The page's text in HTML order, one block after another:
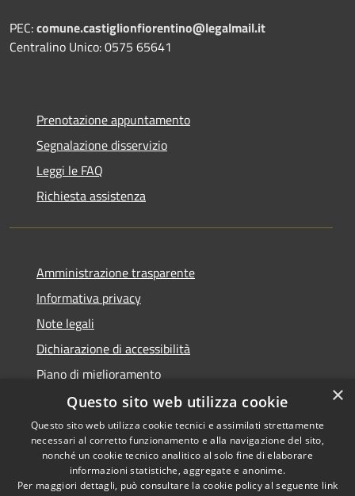
PEC:comune.castiglionfiorentino@legalmail.it
Centralino Unico: 0575 65641
Prenotazione appuntamento
Segnalazione disservizio
Leggi le FAQ
Richiesta assistenza
Amministrazione trasparente
Informativa privacy
Note legali
Dichiarazione di accessibilità
Piano di miglioramento
Accessibilità
Privacy
Copyright © 2026 • Comune di
Castiglion Fiorentino •
Powered byMunicipium •
×
Questo sito web utilizza cookie
Questo sito web utilizza cookie tecnici e assimilati strettamente
necessari al corretto funzionamento e alla navigazione del sito,
nonché un cookie tecnico analitico al solo fine di elaborare
informazioni statistiche, aggregate e anonime.
Per maggiori dettagli, può consultare la cookie policy al seguente link